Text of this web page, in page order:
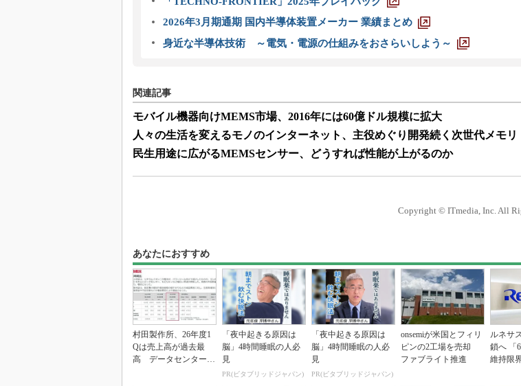
2026年3月期通期 国内半導体装置メーカー 業績まとめ
身近な半導体技術 ～電気・電源の仕組みをおさらいしよう～
関連記事
モバイル機器向けMEMS市場、2016年には60億ドル規模に拡大
人々の生活を変えるモノのインターネット、主役めぐり開発続く次世代メモリ
民生用途に広がるMEMSセンサー、どうすれば性能が上がるのか
Copyright © ITmedia, Inc. All
あなたにおすすめ
村田製作所、26年度1
Qは売上高が過去最
高 データセンター関
「夜中起きる原因は
脳」4時間睡眠の人必
見
PR(ビタブリッドジャパン)
「夜中起きる原因は
脳」4時間睡眠の人必
見
PR(ビタブリッドジャパン)
onsemiが米国とフィリ
ピンの2工場を売却
ファブライト推進
ルネサ
鎖へ 「
維持限